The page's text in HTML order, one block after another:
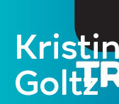
Goltz